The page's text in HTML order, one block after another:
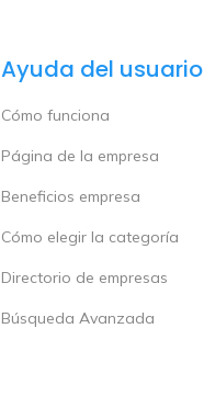
Ayuda del usuario
Cómo funciona
Página de la empresa
Beneficios empresa
Cómo elegir la categoría
Directorio de empresas
Búsqueda Avanzada